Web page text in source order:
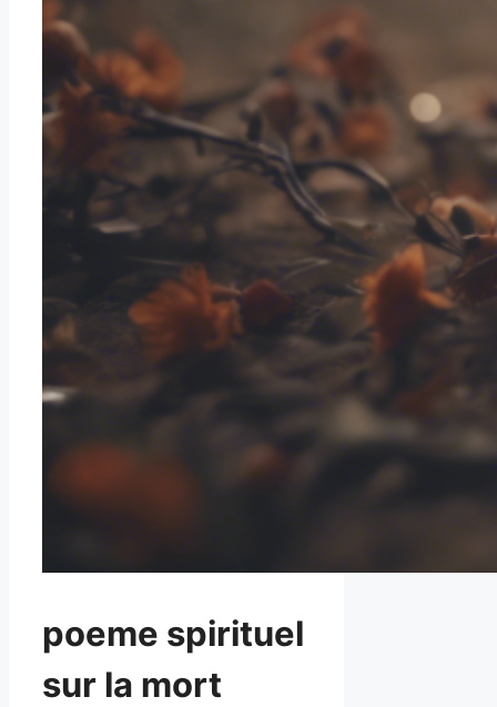
poeme spirituel
sur la mort